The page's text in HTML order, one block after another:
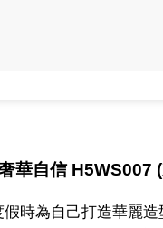
華自信 H5WS007
時為自己打造華麗